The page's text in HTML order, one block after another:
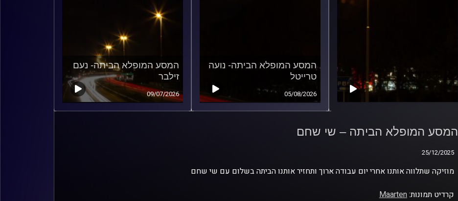
המסע המופלא הביתה- נועה
טרייטל
05/08/2026
המסע המופלא הביתה- נעם
זילבר
09/07/2026
המסע המופלא הביתה – שי שחם
25/12/2025
מוזיקה שתלווה אותנו אחרי יום עבודה ארוך ותחזיר אותנו הביתה בשלום עם שי שחם
קרדיט תמונות:Maarten